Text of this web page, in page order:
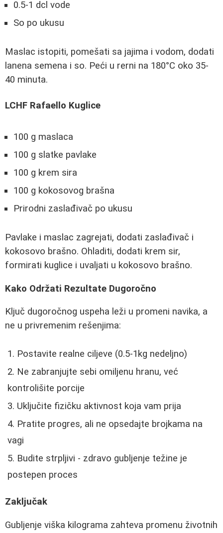
0.5-1 dcl vode
So po ukusu
Maslac istopiti, pomešati sa jajima i vodom, dodati
lanena semena i so. Peći u rerni na 180°C oko 35-
40 minuta.
LCHF Rafaello Kuglice
100 g maslaca
100 g slatke pavlake
100 g krem sira
100 g kokosovog brašna
Prirodni zaslađivač po ukusu
Pavlake i maslac zagrejati, dodati zaslađivač i
kokosovo brašno. Ohladiti, dodati krem sir,
formirati kuglice i uvaljati u kokosovo brašno.
Kako Održati Rezultate Dugoročno
Ključ dugoročnog uspeha leži u promeni navika, a
ne u privremenim rešenjima:
Postavite realne ciljeve (0.5-1kg nedeljno)
Ne zabranjujte sebi omiljenu hranu, već
kontrolišite porcije
Uključite fizičku aktivnost koja vam prija
Pratite progres, ali ne opsedajte brojkama na
vagi
Budite strpljivi - zdravo gubljenje težine je
postepen proces
Zaključak
Gubljenje viška kilograma zahteva promenu životnih